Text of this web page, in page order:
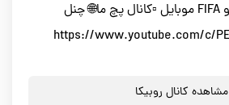
✅بزرگترین کانالPES و FIFA موبایل ▫کانال پچ ما🌐 چنل
مشاهده کانال روبیکا